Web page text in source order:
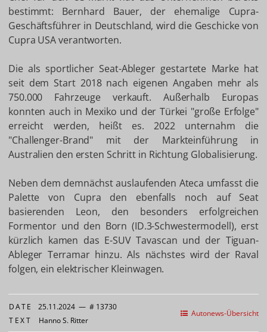
bestimmt: Bernhard Bauer, der ehemalige Cupra-
Geschäftsführer in Deutschland, wird die Geschicke von
Cupra USA verantworten.
Die als sportlicher Seat-Ableger gestartete Marke hat
seit dem Start 2018 nach eigenen Angaben mehr als
750.000 Fahrzeuge verkauft. Außerhalb Europas
konnten auch in Mexiko und der Türkei "große Erfolge"
erreicht werden, heißt es. 2022 unternahm die
"Challenger-Brand" mit der Markteinführung in
Australien den ersten Schritt in Richtung Globalisierung.
Neben dem demnächst auslaufenden Ateca umfasst die
Palette von Cupra den ebenfalls noch auf Seat
basierenden Leon, den besonders erfolgreichen
Formentor und den Born (ID.3-Schwestermodell), erst
kürzlich kamen das E-SUV Tavascan und der Tiguan-
Ableger Terramar hinzu. Als nächstes wird der Raval
folgen, ein elektrischer Kleinwagen.
Autonews-Übersicht
DATE 25.11.2024 — # 13730
TEXT Hanno S. Ritter